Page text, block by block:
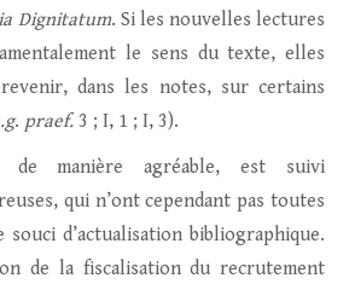
Dignitatum. Si les nouvelles lectures
le sens du texte, elles
dans les notes, sur certains
. praef. 3 ; I, 1 ; I, 3).
manière agréable, est suivi
qui n’ont cependant pas toutes
souci d’actualisation bibliographique.
de la fiscalisation du recrutement